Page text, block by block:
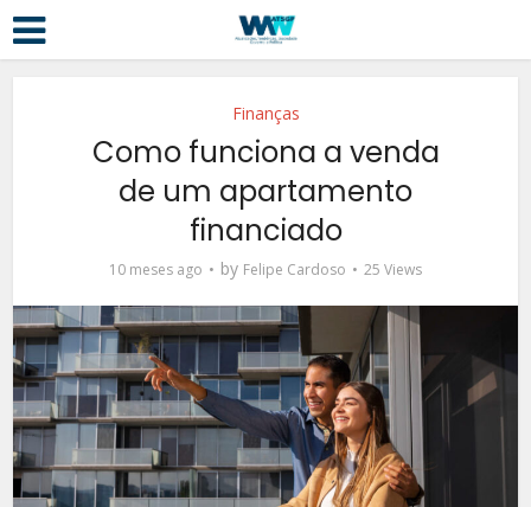
Finanças
Como funciona a venda
de um apartamento
financiado
10 meses ago by Felipe Cardoso 25 Views